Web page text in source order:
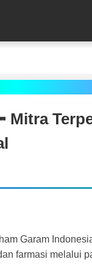
Mitra
Garam
farmasi melalui